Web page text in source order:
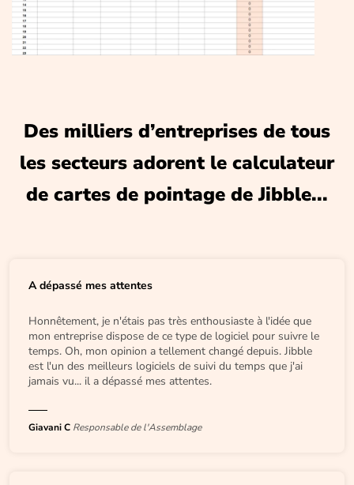
Des milliers d’entreprises de tous
les secteurs adorent le calculateur
de cartes de pointage de Jibble...
A dépassé mes attentes
Honnêtement, je n'étais pas très enthousiaste à l'idée que
mon entreprise dispose de ce type de logiciel pour suivre le
temps. Oh, mon opinion a tellement changé depuis. Jibble
est l'un des meilleurs logiciels de suivi du temps que j'ai
jamais vu... il a dépassé mes attentes.
Giavani C Responsable de l'Assemblage